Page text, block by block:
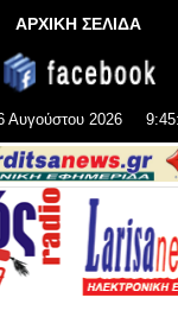
ΑΡΧΙΚΗ ΣΕΛΙΔΑ
Αυγούστου 2026